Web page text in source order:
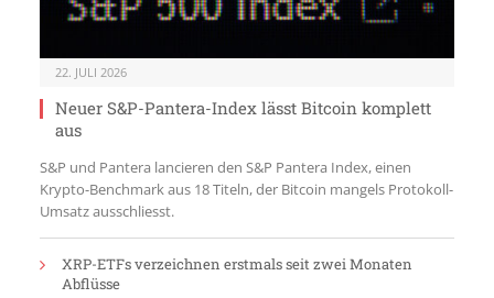
22. JULI 2026
Neuer S&P-Pantera-Index lässt Bitcoin komplett
aus
S&P und Pantera lancieren den S&P Pantera Index, einen
Krypto-Benchmark aus 18 Titeln, der Bitcoin mangels Protokoll-
Umsatz ausschliesst.
XRP-ETFs verzeichnen erstmals seit zwei Monaten
Abflüsse